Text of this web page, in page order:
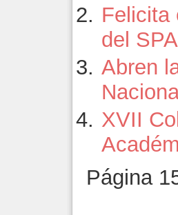
Felicita
del
Abren
XVII
Página